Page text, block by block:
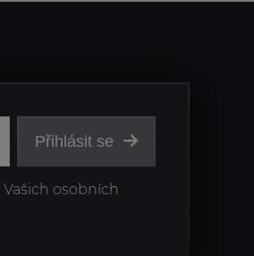
Přihlásit se
osobních